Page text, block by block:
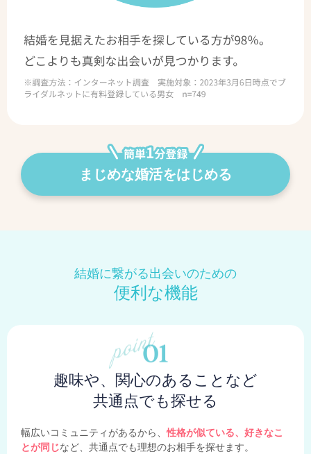
まじめな婚活をはじめる
結婚に繋がる出会いのための
便利な機能
趣味や、関心のあることなど
共通点でも探せる
幅広いコミュニティがあるから、性格が似ている、好きなこ
とが同じなど、共通点でも理想のお相手を探せます。